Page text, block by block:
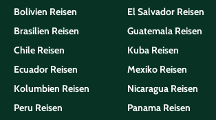
Bolivien Reisen
Brasilien Reisen
Chile Reisen
Ecuador Reisen
Kolumbien Reisen
Peru Reisen
El Salvador Reisen
Guatemala Reisen
Kuba Reisen
Mexiko Reisen
Nicaragua Reisen
Panama Reisen